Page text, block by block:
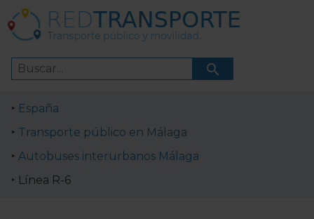
España
Transporte público en Málaga
Autobuses interurbanos Málaga
Línea R-6